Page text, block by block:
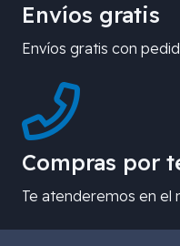
Envíos gratis
Envíos gratis con
Compras por
Te atenderemos en el